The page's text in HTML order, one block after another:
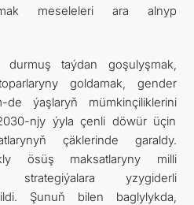
meseleleri ara alnyp
durmuş taýdan goşulyşmak,
goldamak, gender
ýaşlaryň mümkinçiliklerini
njy ýyla çenli döwür üçin
çäklerinde garaldy.
ösüş maksatlaryny milli
strategiýalara yzygiderli
Şunuň bilen baglylykda,